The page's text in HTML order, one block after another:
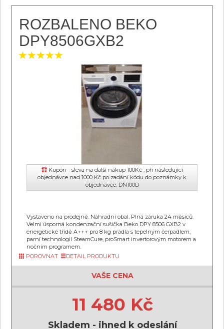
ROZBALENO BEKO
DPY8506GXB2
Kupón - sleva na další nákup 100Kč , při následující
objednávce nad 1000 Kč po zadání kódu do poznámky k
objednávce: DN100D
Vystaveno na prodejně. Náhradní obal. Plná záruka 24 měsíců.
Velmi úsporná kondenzační sušička Beko DPY 8506 GXB2 v
energetické třídě A+++ pro 8 kg prádla s tepelným čerpadlem,
parní technologií SteamCure, proSmart invertorovým motorem a
nočním programem.
POROVNAT
DETAIL PRODUKTU
VAŠE CENA
11 480 Kč
Skladem - ihned k odeslání